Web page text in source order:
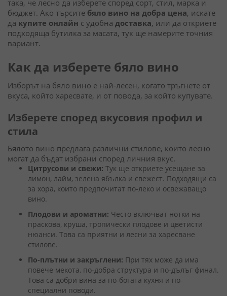
така, че лесно да изберете според сорт, стил, марка и
бюджет. Ако търсите бяло вино на добра цена, искате
да купите онлайн с удобна доставка, или да откриете
подходяща бутилка за масата, тук ще намерите точния
вариант.
Как да изберете бяло вино
Изборът на бяло вино е най-лесен, когато тръгнете от
вкуса, който харесвате, и от повода, за който купувате.
Изберете според вкусовия профил и
стила
Бялото вино предлага различни стилове, които лесно
могат да бъдат избрани според личния вкус.
Цитрусови и свежи: Тук ще откриете усещане за
лимон, лайм, зелена ябълка и свежест. Подходящи са
за хора, които предпочитат по-леко и освежаващо
вино.
Плодови и ароматни: Често включват нотки на
праскова, круша, тропически плодове и цветисти
нюанси. Това са приятни и лесни за харесване
стилове.
По-плътни и закръглени: При тях може да има
повече мекота, по-добра структура и по-дълъг финал.
Това са добри вина за по-богата кухня и по-
специални поводи.